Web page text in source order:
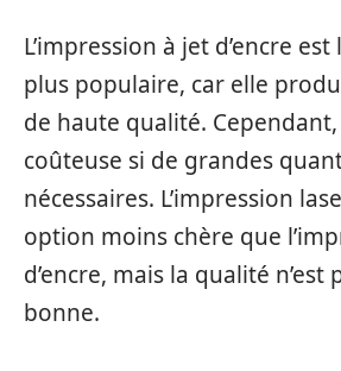
L’impression à jet d’encre
plus populaire, car elle
de haute qualité.
coûteuse si de grandes
nécessaires. L’impression
option moins chère que
d’encre, mais la qualité n’est
bonne.